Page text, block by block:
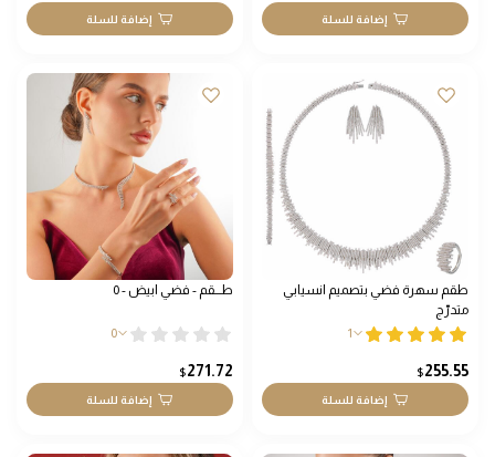
إضافة للسلة إضافة للسلة
طقم سهرة فضي بتصميم انسيابي
متدرّج
1
255.55
$
إضافة للسلة
طـــقم - فضي ابيض - 0
0
271.72
$
إضافة للسلة